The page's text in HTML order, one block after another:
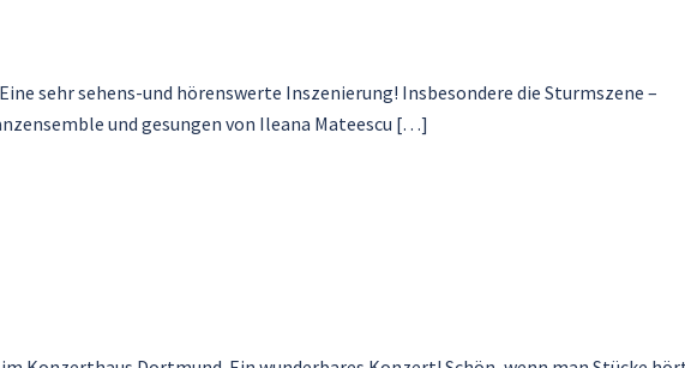
sehr sehens-und hörenswerte Inszenierung! Insbesondere die Sturmszene –
und gesungen von Ileana Mateescu […]